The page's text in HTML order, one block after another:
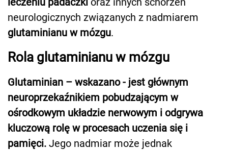
neurologicznych związanych z nadmiarem
glutaminianu w mózgu.
Rola glutaminianu w mózgu
Glutaminian – wskazano - jest głównym
neuroprzekaźnikiem pobudzającym w
ośrodkowym układzie nerwowym i odgrywa
kluczową rolę w procesach uczenia się i
pamięci. Jego nadmiar może jednak